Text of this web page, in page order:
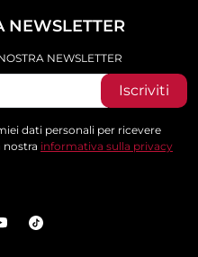
NEWSLETTER
NEWSLETTER
Iscriviti
dati personali per ricevere
nostra informativa sulla privacy